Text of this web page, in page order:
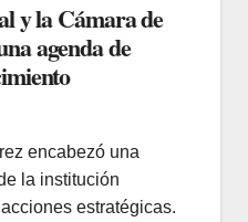
y la Cámara de
agenda de
encabezó una
la institución
estratégicas.